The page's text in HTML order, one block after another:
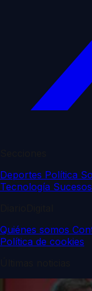
Deportes Política
Tecnología Sucesos
Quiénes somos
Política de cookies